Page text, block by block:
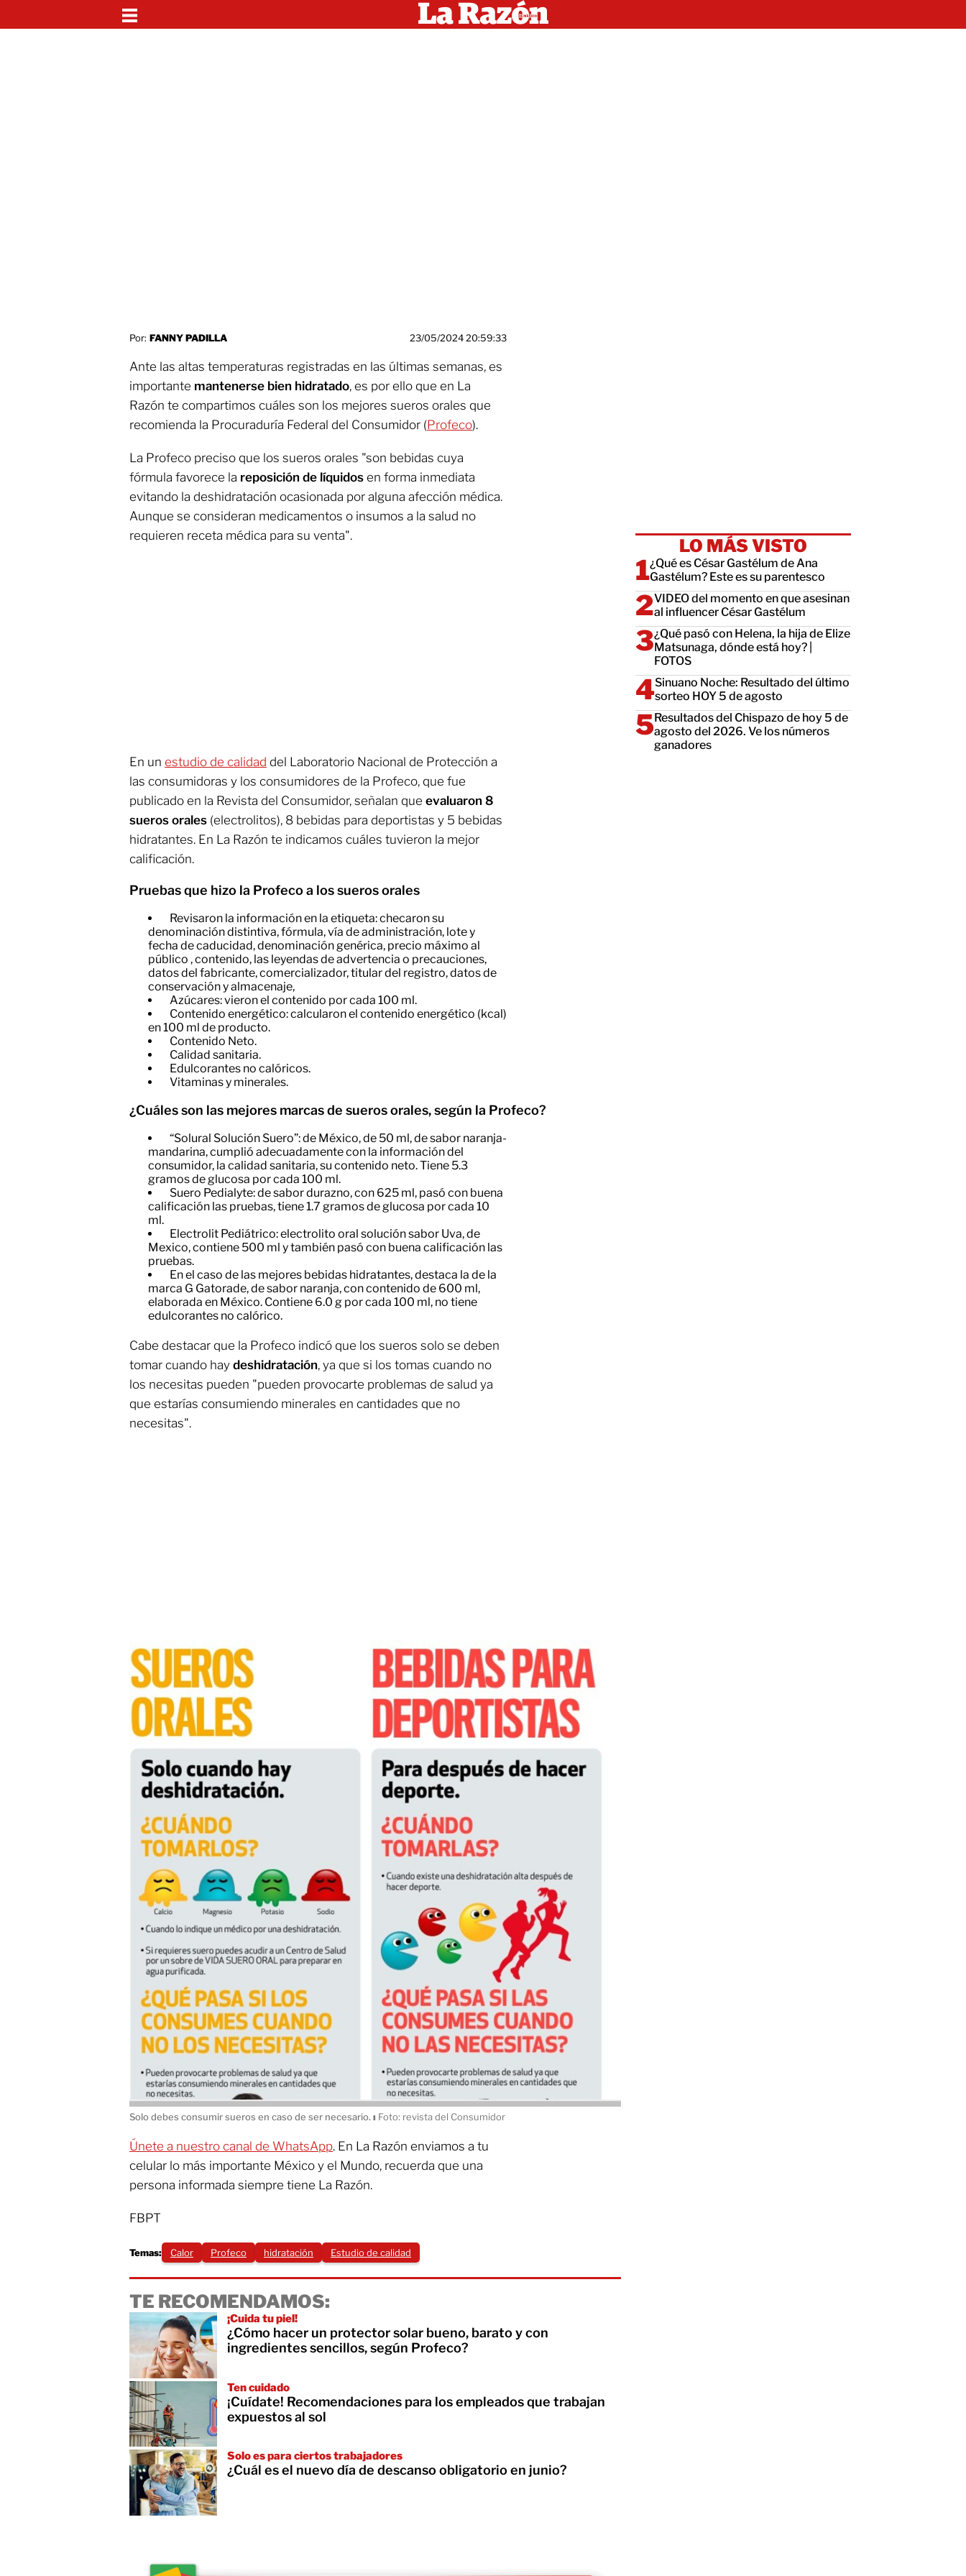
Por: FANNY PADILLA 23/05/2024 20:59:33
Ante las altas temperaturas registradas en las últimas semanas, es
importante mantenerse bien hidratado, es por ello que en La
Razón te compartimos cuáles son los mejores sueros orales que
recomienda la Procuraduría Federal del Consumidor (Profeco).
La Profeco preciso que los sueros orales "son bebidas cuya
fórmula favorece la reposición de líquidos en forma inmediata
evitando la deshidratación ocasionada por alguna afección médica.
Aunque se consideran medicamentos o insumos a la salud no
requieren receta médica para su venta".
En un estudio de calidad del Laboratorio Nacional de Protección a
las consumidoras y los consumidores de la Profeco, que fue
publicado en la Revista del Consumidor, señalan que evaluaron 8
sueros orales (electrolitos), 8 bebidas para deportistas y 5 bebidas
hidratantes. En La Razón te indicamos cuáles tuvieron la mejor
calificación.
Pruebas que hizo la Profeco a los sueros orales
Revisaron la información en la etiqueta: checaron su
denominación distintiva, fórmula, vía de administración, lote y
fecha de caducidad, denominación genérica, precio máximo al
público , contenido, las leyendas de advertencia o precauciones,
datos del fabricante, comercializador, titular del registro, datos de
conservación y almacenaje,
​Azúcares: vieron el contenido por cada 100 ml.
​Contenido energético: calcularon el contenido energético (kcal)
en 100 ml de producto.
​Contenido Neto.
​Calidad sanitaria.
​Edulcorantes no calóricos.
​Vitaminas y minerales.
¿Cuáles son las mejores marcas de sueros orales, según la Profeco?
“Solural Solución Suero”: de México, de 50 ml, de sabor naranja-
mandarina, cumplió adecuadamente con la información del
consumidor, la calidad sanitaria, su contenido neto. Tiene 5.3
gramos de glucosa por cada 100 ml.
​Suero Pedialyte: de sabor durazno, con 625 ml, pasó con buena
calificación las pruebas, tiene 1.7 gramos de glucosa por cada 10
ml.
​Electrolit Pediátrico: electrolito oral solución sabor Uva, de
Mexico, contiene 500 ml y también pasó con buena calificación las
pruebas.
En el caso de las mejores bebidas hidratantes, destaca la de la
marca G Gatorade, de sabor naranja, con contenido de 600 ml,
elaborada en México. Contiene 6.0 g por cada 100 ml, no tiene
edulcorantes no calórico.
Cabe destacar que la Profeco indicó que los sueros solo se deben
tomar cuando hay deshidratación, ya que si los tomas cuando no
los necesitas pueden "pueden provocarte problemas de salud ya
que estarías consumiendo minerales en cantidades que no
necesitas".
Solo debes consumir sueros en caso de ser necesario.ı Foto: revista del Consumidor
Únete a nuestro canal de WhatsApp. En La Razón enviamos a tu
celular lo más importante México y el Mundo, recuerda que una
persona informada siempre tiene La Razón.
FBPT
Temas: Calor Profeco hidratación Estudio de calidad
TE RECOMENDAMOS:
¡Cuida tu piel!
¿Cómo hacer un protector solar bueno, barato y con
ingredientes sencillos, según Profeco?
Ten cuidado
¡Cuídate! Recomendaciones para los empleados que trabajan
expuestos al sol
Solo es para ciertos trabajadores
¿Cuál es el nuevo día de descanso obligatorio en junio?
LO MÁS VISTO
¿Qué es César Gastélum de Ana
Gastélum? Este es su parentesco
VIDEO del momento en que asesinan
al influencer César Gastélum
¿Qué pasó con Helena, la hija de Elize
Matsunaga, dónde está hoy? |
FOTOS
Sinuano Noche: Resultado del último
sorteo HOY 5 de agosto
Resultados del Chispazo de hoy 5 de
agosto del 2026. Ve los números
ganadores